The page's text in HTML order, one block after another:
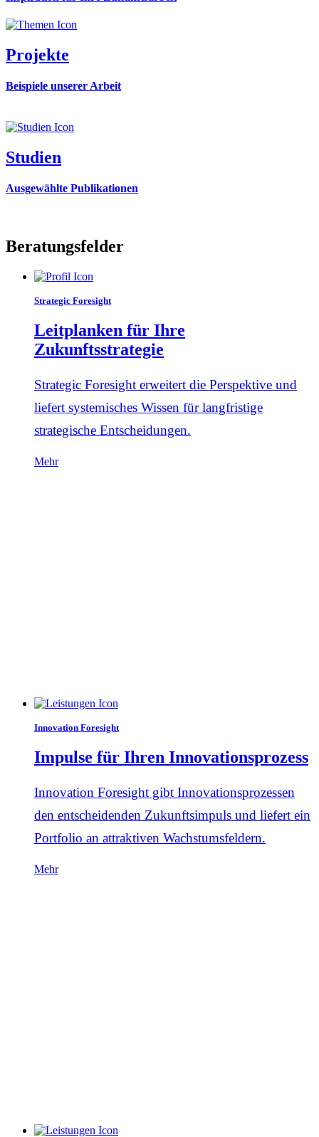
Projekte
Beispiele unserer Arbeit
Studien
Ausgewählte Publikationen
Beratungsfelder
Strategic Foresight
Leitplanken für Ihre
Zukunftsstrategie
Strategic Foresight erweitert die Perspektive und
liefert systemisches Wissen für langfristige
strategische Entscheidungen.
Mehr
Innovation Foresight
Impulse für Ihren Innovationsprozess
Innovation Foresight gibt Innovationsprozessen
den entscheidenden Zukunftsimpuls und liefert ein
Portfolio an attraktiven Wachstumsfeldern.
Mehr